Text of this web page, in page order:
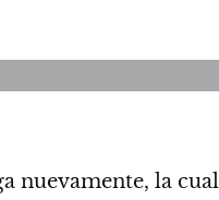
nuevamente, la